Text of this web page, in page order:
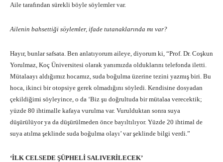
Aile tarafından sürekli böyle söylemler var.
Ailenin bahsettiği söylemler, ifade tutanaklarında mı var?
Hayır, bunlar safsata. Ben anlatıyorum aileye, diyorum ki, “Prof. Dr. Coşkun
Yorulmaz, Koç Üniversitesi olarak yanımızda olduklarını telefonda iletti.
Mütalaayı aldığımız hocamız, suda boğulma üzerine tezini yazmış biri. Bu
hoca, ikinci bir otopsiye gerek olmadığını söyledi. Kendisine dosyadan
çekildiğimi söyleyince, o da ‘Biz şu doğrultuda bir mütalaa verecektik;
yüzde 80 ihtimalle kafaya vurulma var. Vurulduktan sonra suya
düşürülüyor ya da düşürülmeden önce bayıltılıyor. Yüzde 20 ihtimal de
suya atılma şeklinde suda boğulma olayı’ var şeklinde bilgi verdi.”
‘İLK CELSEDE ŞÜPHELİ SALIVERİLECEK’